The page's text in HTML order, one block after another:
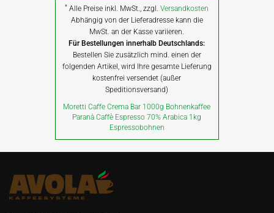
* Alle Preise inkl. MwSt., zzgl.Versandkosten
Abhängig von der Lieferadresse kann die
MwSt. an der Kasse variieren.
Für Bestellungen innerhalb Deutschlands:
Bestellen Sie zusätzlich mind. einen der
folgenden Artikel, wird Ihre gesamte Lieferung
kostenfrei versendet (außer
Speditionsversand)
Moretti Caffe Crema Bar 1000g Bohnenkaffee
Paranà Caffè Espresso 70% Arabica 1kg
Espressobohnen